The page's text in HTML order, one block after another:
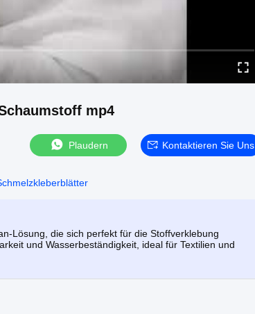
mp4
Plaudern Kontaktieren Sie Uns
Lösung, die sich perfekt für die Stoffverklebung
und Wasserbeständigkeit, ideal für Textilien und